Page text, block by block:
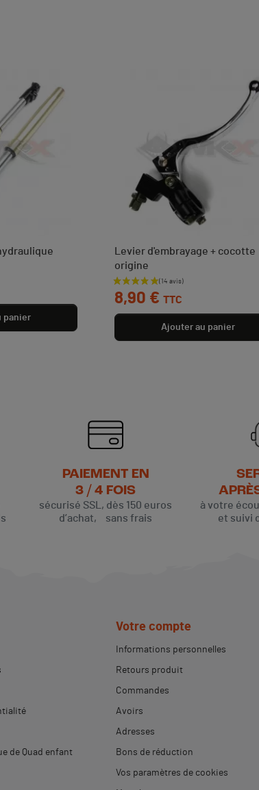
panier
Levier d'embrayage + cocotte
origine
Prix
8,90 € TTC
Ajouter au panier
PAIEMENT EN
3 / 4 FOIS
sécurisé SSL, dès 150 euros
d’achat, sans frais
à votre
et suivi
de Quad enfant
Votre compte
Informations personnelles
Retours produit
Commandes
Avoirs
Adresses
Bons de réduction
Vos paramètres de cookies